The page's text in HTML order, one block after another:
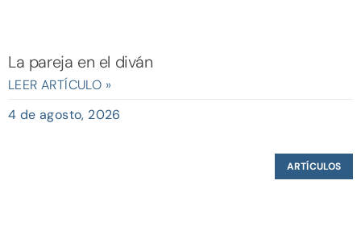
La pareja en el diván
LEER ARTÍCULO »
4 de agosto, 2026
ARTÍCULOS